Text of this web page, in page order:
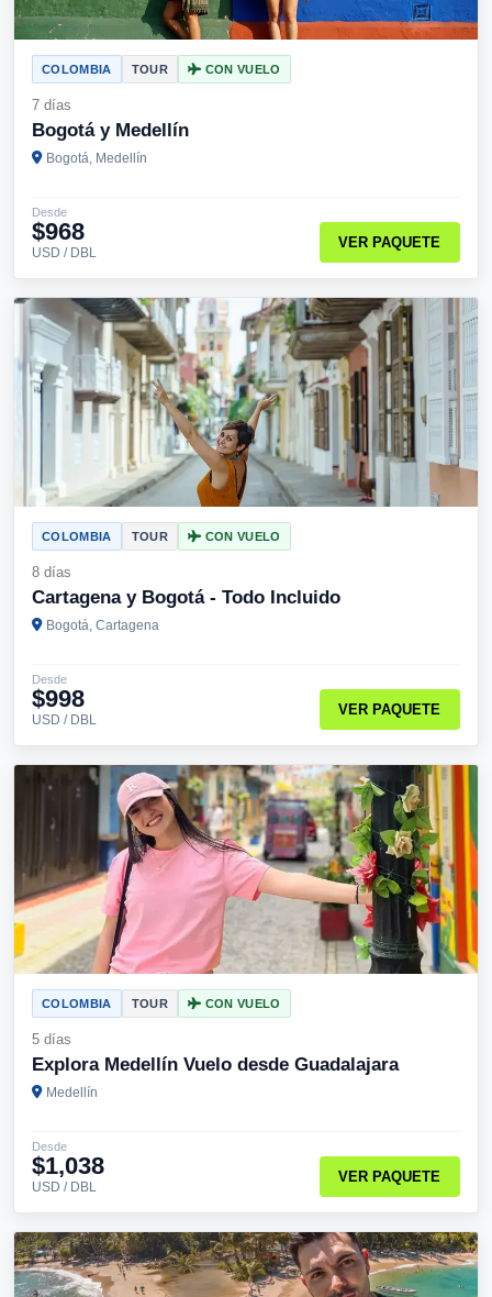
COLOMBIA TOUR CON VUELO
7 días
Bogotá y Medellín
Bogotá, Medellín
Desde
$968
USD / DBL
VER PAQUETE
COLOMBIA TOUR CON VUELO
8 días
Cartagena y Bogotá - Todo Incluido
Bogotá, Cartagena
Desde
$998
USD / DBL
VER PAQUETE
COLOMBIA TOUR CON VUELO
5 días
Explora Medellín Vuelo desde Guadalajara
Medellín
Desde
$1,038
USD / DBL
VER PAQUETE